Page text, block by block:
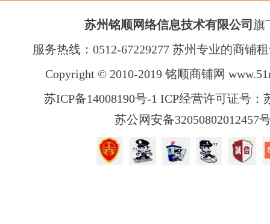
苏州铭顺网络信息技术有限公司 旗
服务热线：0512-67229277 苏州专业的商铺
Copyright © 2010-2019 铭顺商铺网
苏ICP备14008190号-1 ICP经营许可证号：
苏公网安备32050802012457